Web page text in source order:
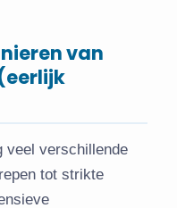
van
veel verschillende
tot strikte